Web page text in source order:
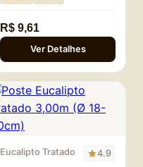
R$ 9,61
Ver Detalhes
Eucalipto Tratado 4.9